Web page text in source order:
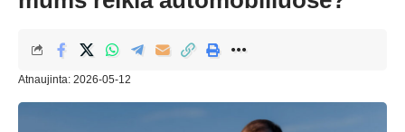
Atnaujinta: 2026-05-12